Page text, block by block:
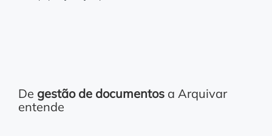
De gestão de documentos a Arquivar
entende